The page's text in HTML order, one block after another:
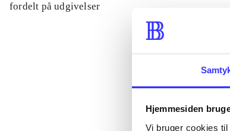
Hjemmesiden
Vi bruger cookies
fordelt på udgivelser